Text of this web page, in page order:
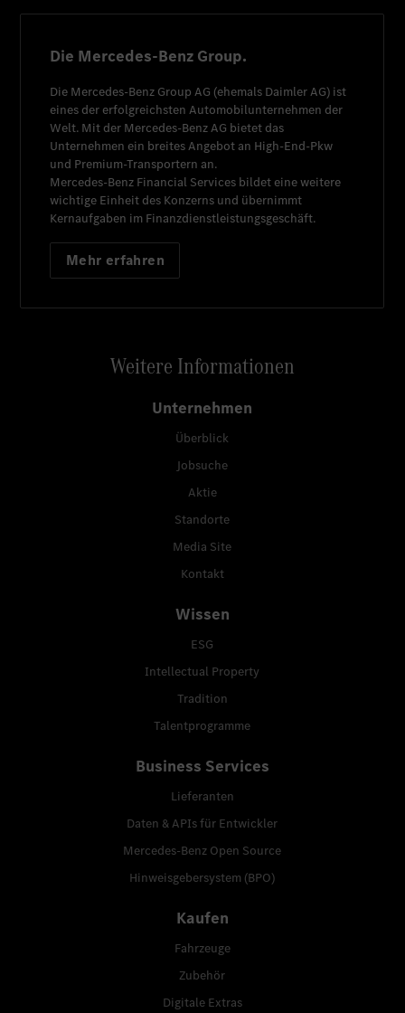
Die Mercedes-Benz Group.
Die Mercedes-Benz Group AG (ehemals Daimler AG) ist
eines der erfolgreichsten Automobilunternehmen der
Welt. Mit der Mercedes-Benz AG bietet das
Unternehmen ein breites Angebot an High-End-Pkw
und Premium-Transportern an.
Mercedes-Benz Financial Services bildet eine weitere
wichtige Einheit des Konzerns und übernimmt
Kernaufgaben im Finanzdienstleistungsgeschäft.
Mehr erfahren
Weitere Informationen
Unternehmen
Überblick
Jobsuche
Aktie
Standorte
Media Site
Kontakt
Wissen
ESG
Intellectual Property
Tradition
Talentprogramme
Business Services
Lieferanten
Daten & APIs für Entwickler
Mercedes-Benz Open Source
Hinweisgebersystem (BPO)
Kaufen
Fahrzeuge
Zubehör
Digitale Extras